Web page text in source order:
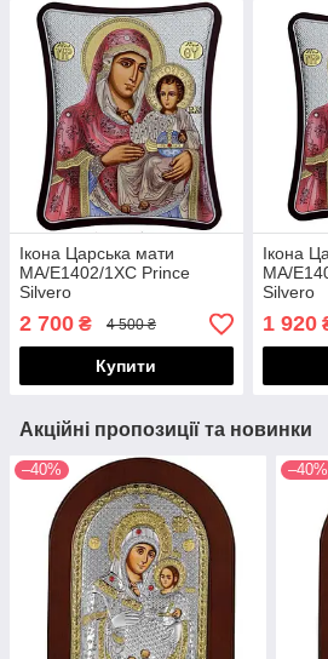
Ікона Царська мати
MA/E1402/1XC Prince
Silvero
2 700 ₴ 4 500 ₴
Купити
Ікона
MA/
Silvero
1 920
Акційні пропозиції та новинки
–40% –40%